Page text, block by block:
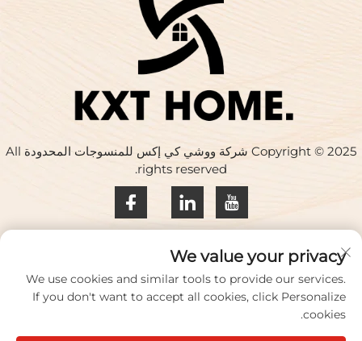
Copyright © 2025 شركة ووشي كي إكس للمنسوجات المحدودة All
rights reserved.
سياسة الخصوصية
اتصل بنا
مدينة ووشي، مقاطعة جيانغسو، الصين
We value your privacy
We use cookies and similar tools to provide our services.
If you don't want to accept all cookies, click Personalize
cookies.